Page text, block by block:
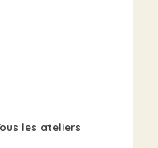
les ateliers